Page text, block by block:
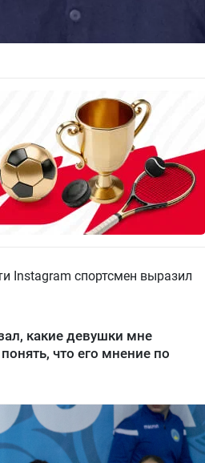
Instagram спортсмен выразил
какие девушки мне
что его мнение по